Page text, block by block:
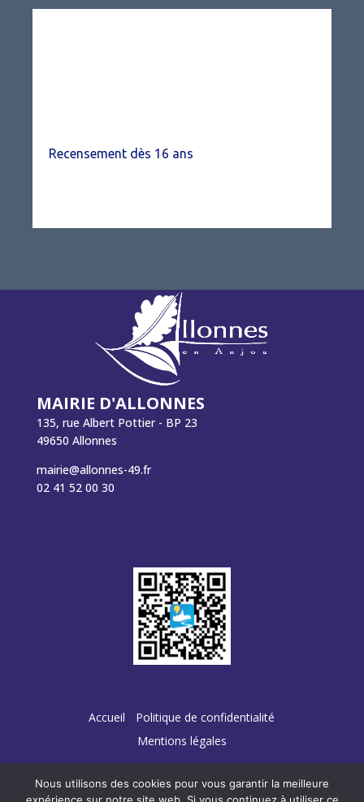
Recensement dès 16 ans
MAIRIE D'ALLONNES
135, rue Albert Pottier - BP 23
49650 Allonnes
mairie@allonnes-49.fr
02 41 52 00 30
Accueil
Politique de confidentialité
Mentions légales
Nous utilisons des cookies pour vous garantir la meilleure